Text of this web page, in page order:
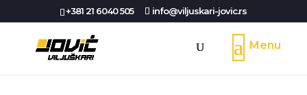
+381 21 6040 505 info@viljuskari-jovic.rs